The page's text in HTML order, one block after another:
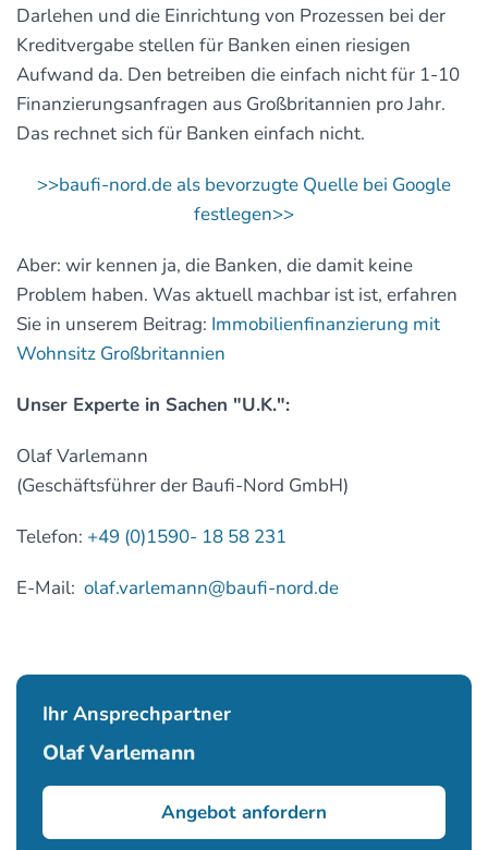
Darlehen und die Einrichtung von Prozessen bei der
Kreditvergabe stellen für Banken einen riesigen
Aufwand da. Den betreiben die einfach nicht für 1-10
Finanzierungsanfragen aus Großbritannien pro Jahr.
Das rechnet sich für Banken einfach nicht.
>>baufi-nord.de als bevorzugte Quelle bei Google
festlegen>>
Aber: wir kennen ja, die Banken, die damit keine
Problem haben. Was aktuell machbar ist ist, erfahren
Sie in unserem Beitrag: Immobilienfinanzierung mit
Wohnsitz Großbritannien
Unser Experte in Sachen "U.K.":
Olaf Varlemann
(Geschäftsführer der Baufi-Nord GmbH)
Telefon: +49 (0)1590- 18 58 231
E-Mail: olaf.varlemann@baufi-nord.de
Ihr Ansprechpartner
Olaf Varlemann
Angebot anfordern